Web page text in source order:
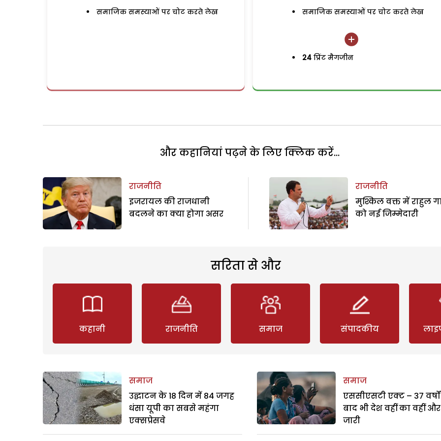
समाजिक समस्याओं पर चोट करते लेख समाजिक समस्याओं पर चोट करते लेख
24 प्रिंट मैगजीन
और कहानियां पढ़ने के लिए क्लिक करें...
राजनीति
इजरायल की राजधानी
बदलने का क्या होगा असर
राजनीति
मुश्किल वक्त में राहुल
को नई जिम्मेदारी
सरिता से और
कहानी राजनीति समाज संपादकीय
समाज
उद्घाटन के 18 दिन में 84 जगह
धंसा यूपी का सबसे महंगा
एक्सप्रेसवे
समाज
एससीएसटी एक्ट – 37 वर्षों
बाद भी देश वहीं का वहीं
जारी